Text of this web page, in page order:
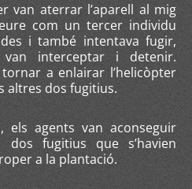
van aterrar l’aparell al mig
com un tercer individu
i també intentava fugir,
interceptar i detenir.
a enlairar l’helicòpter
altres dos fugitius.
agents van aconseguir
fugitius que s’havien
a la plantació.